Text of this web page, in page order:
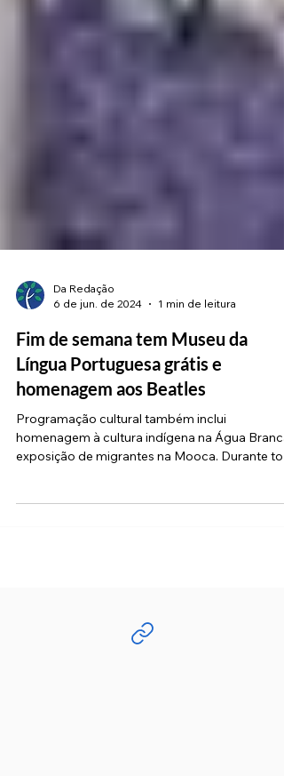
Da Redação
6 de jun. de 2024
1 min de leitura
Fim de semana tem Museu da
Língua Portuguesa grátis e
homenagem aos Beatles
Programação cultural também inclui
exposição de migrantes na Mooca. Durante